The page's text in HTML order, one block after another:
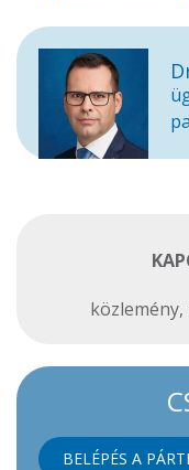
közlemény,
BELÉPÉS A